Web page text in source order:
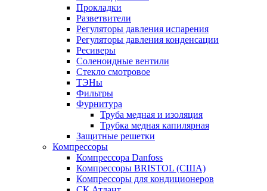
Прокладки
Разветвители
Регуляторы давления испарения
Регуляторы давления конденсации
Ресиверы
Соленоидные вентили
Стекло смотровое
ТЭНы
Фильтры
Фурнитура
Труба медная и изоляция
Трубка медная капилярная
Защитные решетки
Компрессоры
Компрессора Danfoss
Компрессоры BRISTOL (США)
Компрессоры для кондиционеров